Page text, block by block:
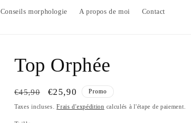
Conseils morphologie A propos de moi Contact
s
o
Top Orphée
Prix
habituel
€45,90
Prix
promotionnel
€25,90 Promo
Taxes incluses.Frais d'expédition calculés à l'étape de paiement.